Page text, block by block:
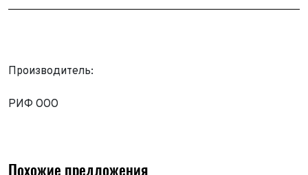
Производитель:
РИФ ООО
Похожие предложения
Телефон*
ФИО*